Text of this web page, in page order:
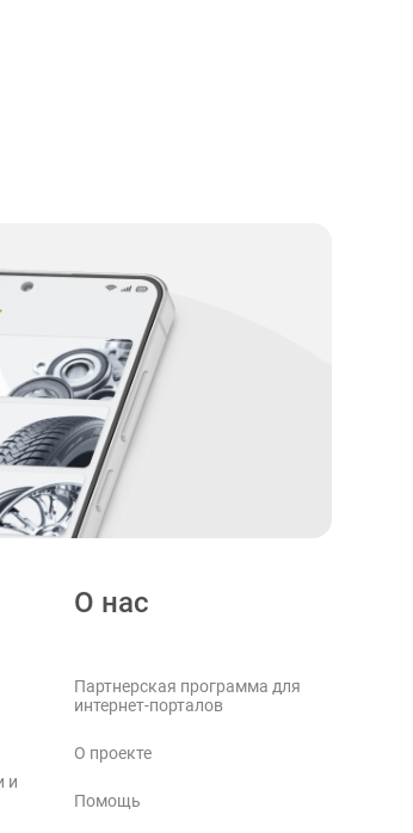
и
О нас
Партнерская программа для
интернет-порталов
О проекте
Помощь